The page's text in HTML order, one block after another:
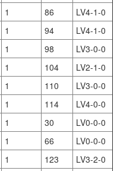
1 86
LV4-1-0
1 94
LV4-1-0
1 98
LV3-0-0
1 104
LV2-1-0
1 110
LV3-0-0
1 114
LV4-0-0
1 30
LV0-0-0
1 66
LV0-0-0
1 123
LV3-2-0